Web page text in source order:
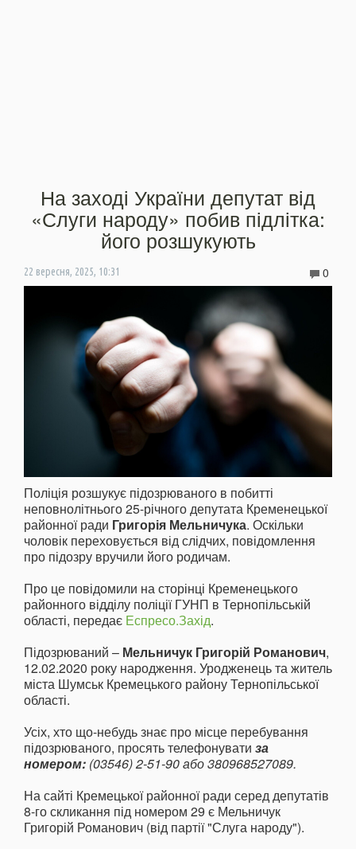
На заході України депутат від
«Слуги народу» побив підлітка:
його розшукують
22 вересня, 2025, 10:31 0
Поліція розшукує підозрюваного в побитті
неповнолітнього 25-річного депутата Кременецької
районної ради Григорія Мельничука. Оскільки
чоловік переховується від слідчих, повідомлення
про підозру вручили його родичам.
Про це повідомили на сторінці Кременецького
районного відділу поліції ГУНП в Тернопільській
області, передає Еспресо.Захід.
Підозрюваний – Мельничук Григорій Романович,
12.02.2020 року народження. Уродженець та житель
міста Шумськ Кремецького району Тернопільської
області.
Усіх, хто що-небудь знає про місце перебування
підозрюваного, просять телефонувати за
номером: (03546) 2-51-90 або 380968527089.
На сайті Кремецької районної ради серед депутатів
8-го скликання під номером 29 є Мельничук
Григорій Романович (від партії "Слуга народу").